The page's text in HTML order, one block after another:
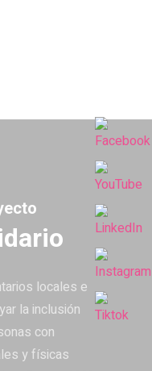
locales e
la inclusión
con
y físicas